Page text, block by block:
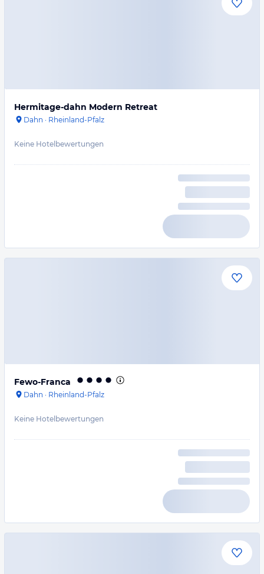
Hermitage-dahn Modern Retreat
Dahn · Rheinland-Pfalz
Keine Hotelbewertungen
Fewo-Franca
Dahn · Rheinland-Pfalz
Keine Hotelbewertungen